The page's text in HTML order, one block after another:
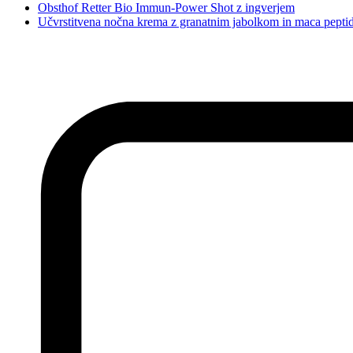
Obsthof Retter Bio Immun-Power Shot z ingverjem
Učvrstitvena nočna krema z granatnim jabolkom in maca